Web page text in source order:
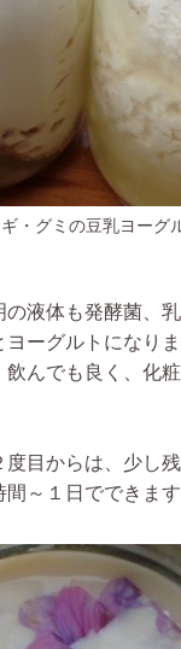
・グミの豆乳ヨーグ
液体も発酵菌、
ーグルトになり
飲んでも良く、化
度目からは、少し
～１日でできます